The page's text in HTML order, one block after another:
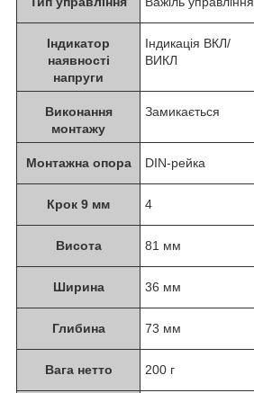
Індикатор
наявності
напруги
Індикація ВКЛ/
ВИКЛ
Виконання
монтажу
Замикається
Монтажна опора DIN-рейка
Крок 9 мм 4
Висота 81 мм
Ширина 36 мм
Глибина 73 мм
Вага нетто 200 г